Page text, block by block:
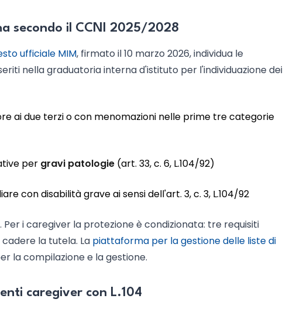
secondo il CCNI 2025/2028
ufficiale MIM, firmato il 10 marzo 2026, individua le
nella graduatoria interna d'istituto per l'individuazione dei
ai due terzi o con menomazioni nelle prime tre categorie
per gravi patologie (art. 33, c. 6, L.104/92)
con disabilità grave ai sensi dell'art. 3, c. 3, L.104/92
i caregiver la protezione è condizionata: tre requisiti
la tutela. La piattaforma per la gestione delle liste di
la compilazione e la gestione.
caregiver con L.104